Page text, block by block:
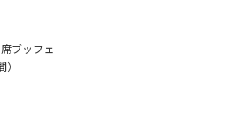
ブッフェ